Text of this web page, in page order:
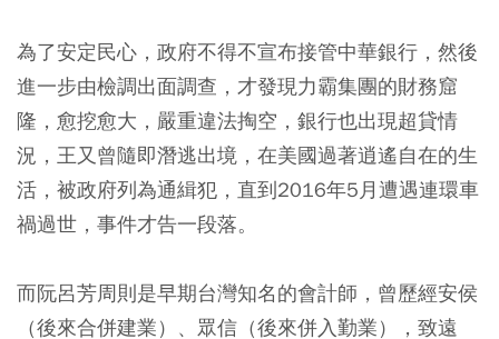
為了安定民心，政府不得不宣布接管中華銀行，然後
進一步由檢調出面調查，才發現力霸集團的財務窟
隆，愈挖愈大，嚴重違法掏空，銀行也出現超貸情
況，王又曾隨即潛逃出境，在美國過著逍遙自在的生
活，被政府列為通緝犯，直到2016年5月遭遇連環車
禍過世，事件才告一段落。
而阮呂芳周則是早期台灣知名的會計師，曾歷經安侯
（後來合併建業）、眾信（後來併入勤業），致遠